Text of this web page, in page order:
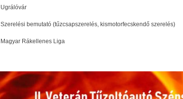
Ugrálóvár
Szerelési bemutató (tűzcsapszerelés, kismotorfecskendő szerelés)
Magyar Rákellenes Liga